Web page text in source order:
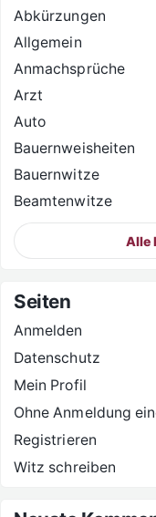
Abkürzungen
Allgemein
Anmachsprüche
Arzt
Auto
Bauernweisheiten
Bauernwitze
Beamtenwitze
Alle
Seiten
Anmelden
Datenschutz
Mein Profil
Ohne Anmeldung
Registrieren
Witz schreiben